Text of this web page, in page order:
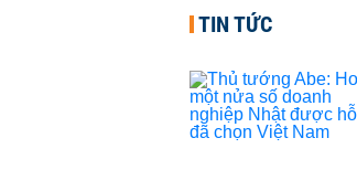
TIN TỨC